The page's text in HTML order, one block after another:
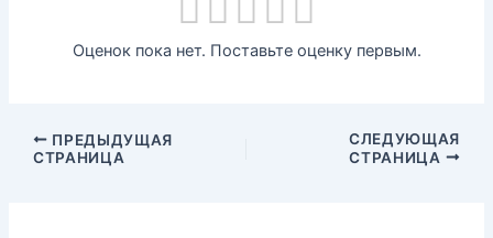
Оценок пока нет. Поставьте оценку первым.
ПРЕДЫДУЩАЯ
СТРАНИЦА
СЛЕДУЮЩАЯ
СТРАНИЦА